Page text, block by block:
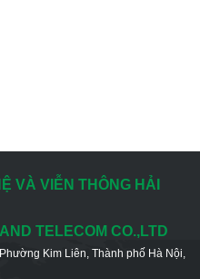
VÀ VIỄN THÔNG HẢI
TELECOM CO.,LTD
Kim Liên, Thành phố Hà Nội,